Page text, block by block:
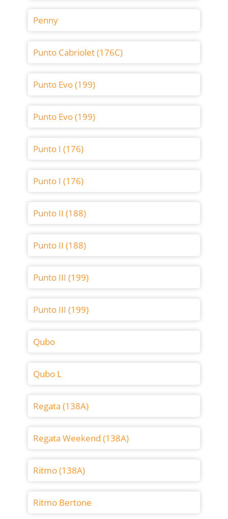
Penny
Punto Cabriolet (176C)
Punto Evo (199)
Punto Evo (199)
Punto I (176)
Punto I (176)
Punto II (188)
Punto II (188)
Punto III (199)
Punto III (199)
Qubo
Qubo L
Regata (138A)
Regata Weekend (138A)
Ritmo (138A)
Ritmo Bertone